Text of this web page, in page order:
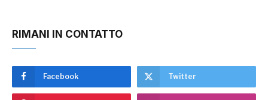
RIMANI IN CONTATTO
Facebook Twitter